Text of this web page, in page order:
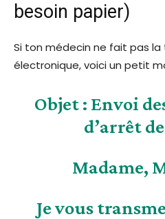
besoin papier)
Si ton médecin ne fait pas la
électronique, voici un petit
Objet : Envoi
d’arrêt
Madame,
Je vous